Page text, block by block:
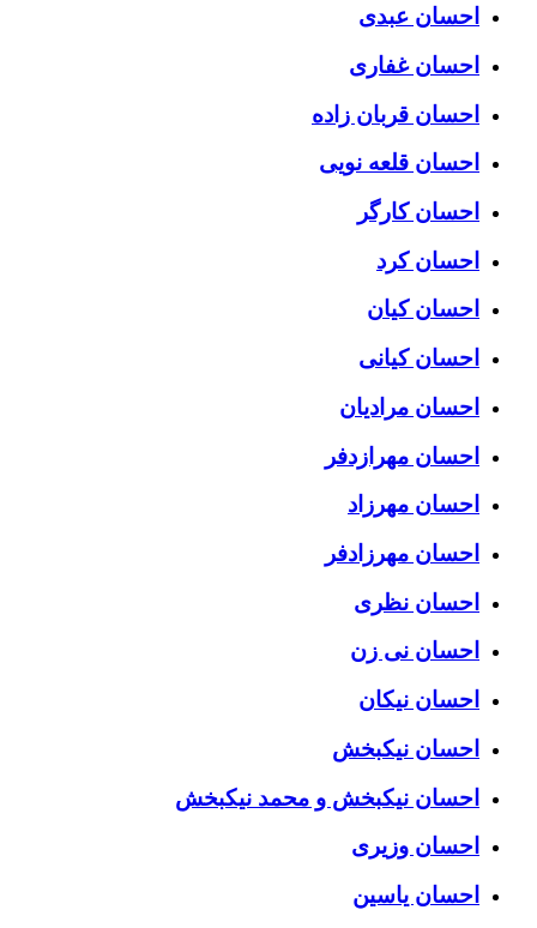
احسان عبدی
احسان غفاری
احسان قربان زاده
احسان قلعه نویی
احسان کارگر
احسان کرد
احسان کیان
احسان کیانی
احسان مرادیان
احسان مهرازدفر
احسان مهرزاد
احسان مهرزادفر
احسان نظری
احسان نی زن
احسان نیکان
احسان نیکبخش
احسان نیکبخش و محمد نیکبخش
احسان وزیری
احسان یاسین